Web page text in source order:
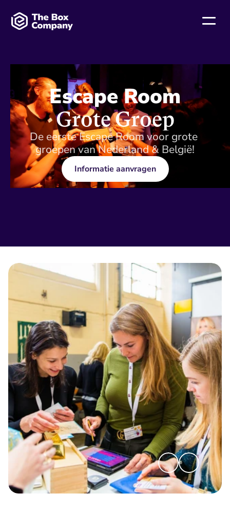
Escape Room
Grote Groep
De eerste Escape Room voor grote
groepen van Nederland & België!
Informatie aanvragen